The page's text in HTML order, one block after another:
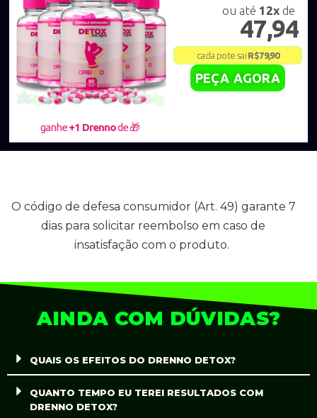
ganhe+1 Drennode 🎁
ou até 12xde
47,94
cada pote sai R$79,90
PEÇA AGORA
O código de defesa consumidor (Art. 49) garante 7
dias para solicitar reembolso em caso de
insatisfação com o produto.
AINDA COM DÚVIDAS?
QUAIS OS EFEITOS DO DRENNO DETOX?
QUANTO TEMPO EU TEREI RESULTADOS COM
DRENNO DETOX?